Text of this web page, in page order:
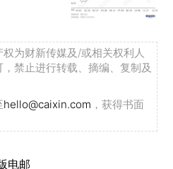
为财新传媒及/或相关权利人
禁止进行转载、摘编、复制及
hello@caixin.com ，获得书面
电邮